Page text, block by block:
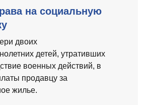
на социальную
двоих
детей, утративших
военных действий, в
продавцу за
жилье.